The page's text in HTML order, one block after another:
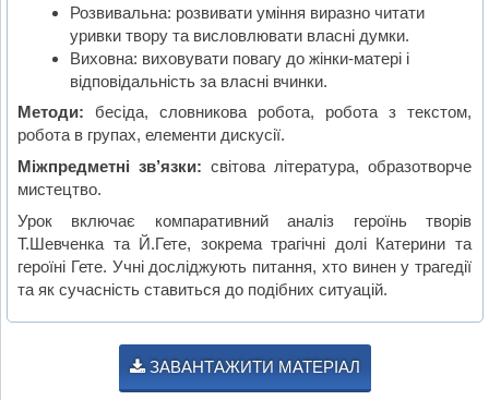
Розвивальна: розвивати уміння виразно читати
уривки твору та висловлювати власні думки.
Виховна: виховувати повагу до жінки-матері і
відповідальність за власні вчинки.
Методи: бесіда, словникова робота, робота з текстом,
робота в групах, елементи дискусії.
Міжпредметні зв’язки: світова література, образотворче
мистецтво.
Урок включає компаративний аналіз героїнь творів
Т.Шевченка та Й.Гете, зокрема трагічні долі Катерини та
героїні Гете. Учні досліджують питання, хто винен у трагедії
та як сучасність ставиться до подібних ситуацій.
ЗАВАНТАЖИТИ МАТЕРІАЛ